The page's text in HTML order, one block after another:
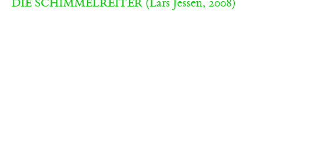
DIE SCHIMMELREITER